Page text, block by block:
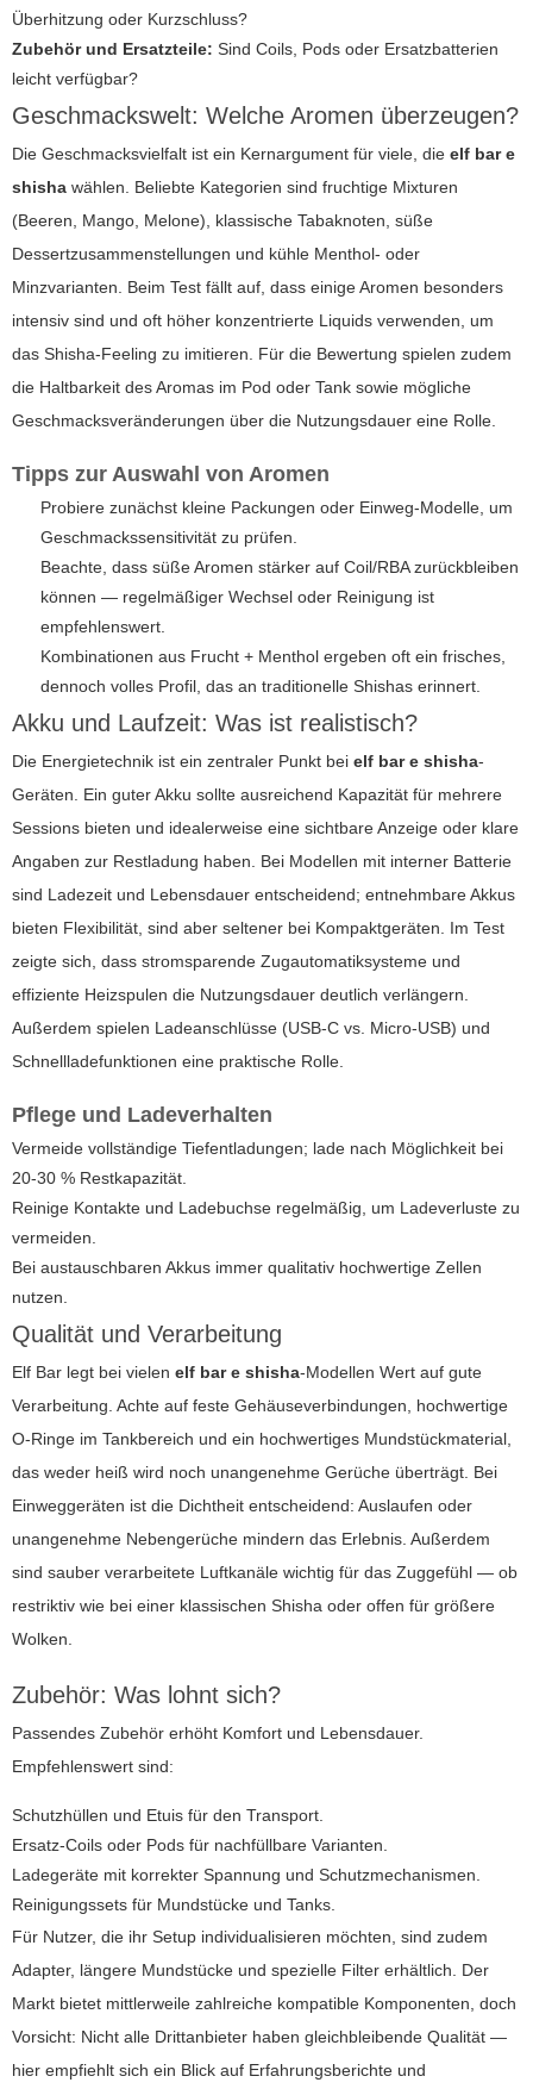
Überhitzung oder Kurzschluss?
Zubehör und Ersatzteile: Sind Coils, Pods oder Ersatzbatterien
leicht verfügbar?
Geschmackswelt: Welche Aromen überzeugen?
Die Geschmacksvielfalt ist ein Kernargument für viele, die elf bar e
shisha wählen. Beliebte Kategorien sind fruchtige Mixturen
(Beeren, Mango, Melone), klassische Tabaknoten, süße
Dessertzusammenstellungen und kühle Menthol- oder
Minzvarianten. Beim Test fällt auf, dass einige Aromen besonders
intensiv sind und oft höher konzentrierte Liquids verwenden, um
das Shisha-Feeling zu imitieren. Für die Bewertung spielen zudem
die Haltbarkeit des Aromas im Pod oder Tank sowie mögliche
Geschmacksveränderungen über die Nutzungsdauer eine Rolle.
Tipps zur Auswahl von Aromen
Probiere zunächst kleine Packungen oder Einweg-Modelle, um
Geschmackssensitivität zu prüfen.
Beachte, dass süße Aromen stärker auf Coil/RBA zurückbleiben
können — regelmäßiger Wechsel oder Reinigung ist
empfehlenswert.
Kombinationen aus Frucht + Menthol ergeben oft ein frisches,
dennoch volles Profil, das an traditionelle Shishas erinnert.
Akku und Laufzeit: Was ist realistisch?
Die Energietechnik ist ein zentraler Punkt bei elf bar e shisha-
Geräten. Ein guter Akku sollte ausreichend Kapazität für mehrere
Sessions bieten und idealerweise eine sichtbare Anzeige oder klare
Angaben zur Restladung haben. Bei Modellen mit interner Batterie
sind Ladezeit und Lebensdauer entscheidend; entnehmbare Akkus
bieten Flexibilität, sind aber seltener bei Kompaktgeräten. Im Test
zeigte sich, dass stromsparende Zugautomatiksysteme und
effiziente Heizspulen die Nutzungsdauer deutlich verlängern.
Außerdem spielen Ladeanschlüsse (USB-C vs. Micro-USB) und
Schnellladefunktionen eine praktische Rolle.
Pflege und Ladeverhalten
Vermeide vollständige Tiefentladungen; lade nach Möglichkeit bei
20-30 % Restkapazität.
Reinige Kontakte und Ladebuchse regelmäßig, um Ladeverluste zu
vermeiden.
Bei austauschbaren Akkus immer qualitativ hochwertige Zellen
nutzen.
Qualität und Verarbeitung
Elf Bar legt bei vielen elf bar e shisha-Modellen Wert auf gute
Verarbeitung. Achte auf feste Gehäuseverbindungen, hochwertige
O-Ringe im Tankbereich und ein hochwertiges Mundstückmaterial,
das weder heiß wird noch unangenehme Gerüche überträgt. Bei
Einweggeräten ist die Dichtheit entscheidend: Auslaufen oder
unangenehme Nebengerüche mindern das Erlebnis. Außerdem
sind sauber verarbeitete Luftkanäle wichtig für das Zuggefühl — ob
restriktiv wie bei einer klassischen Shisha oder offen für größere
Wolken.
Zubehör: Was lohnt sich?
Passendes Zubehör erhöht Komfort und Lebensdauer.
Empfehlenswert sind:
Schutzhüllen und Etuis für den Transport.
Ersatz-Coils oder Pods für nachfüllbare Varianten.
Ladegeräte mit korrekter Spannung und Schutzmechanismen.
Reinigungssets für Mundstücke und Tanks.
Für Nutzer, die ihr Setup individualisieren möchten, sind zudem
Adapter, längere Mundstücke und spezielle Filter erhältlich. Der
Markt bietet mittlerweile zahlreiche kompatible Komponenten, doch
Vorsicht: Nicht alle Drittanbieter haben gleichbleibende Qualität —
hier empfiehlt sich ein Blick auf Erfahrungsberichte und